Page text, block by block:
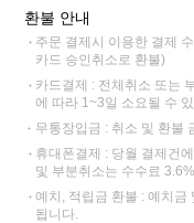
환불 안내
주문 결제시 이용한 결제
카드 승인취소로 환불)
카드결제 : 전체취소 또는
에 따라 1~3일 소요될 수
무통장입금 : 취소 및 환불
휴대폰결제 : 당월 결제건
및 부분취소는 수수료
예치, 적립금 환불 : 예치금
됩니다.